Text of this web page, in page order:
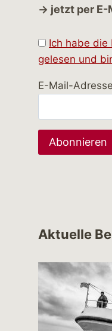
→ jetzt per E-
Ich habe die
gelesen und
E-Mail-Adresse
Aktuelle